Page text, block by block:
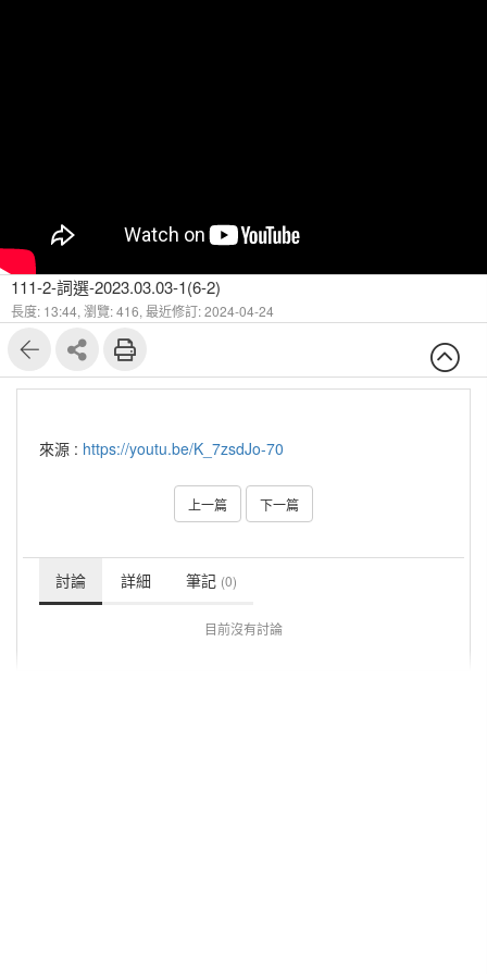
111-2-詞選-2023.03.03-1(6-2)
長度: 13:44, 瀏覽: 416, 最近修訂: 2024-04-24
來源 : https://youtu.be/K_7zsdJo-70
上一篇 下一篇
討論 詳細 筆記 (0)
目前沒有討論